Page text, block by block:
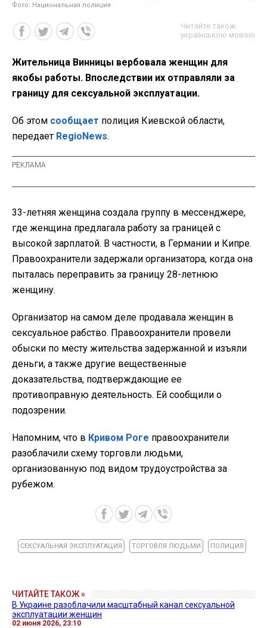
Фото: Национальная полиция
Читайте також
українською мовою
Жительница Винницы вербовала женщин для
якобы работы. Впоследствии их отправляли за
границу для сексуальной эксплуатации.
Об этом сообщает полиция Киевской области,
передает RegioNews.
33-летняя женщина создала группу в мессенджере,
где женщина предлагала работу за границей с
высокой зарплатой. В частности, в Германии и Кипре.
Правоохранители задержали организатора, когда она
пыталась переправить за границу 28-летнюю
женщину.
Организатор на самом деле продавала женщин в
сексуальное рабство. Правоохранители провели
обыски по месту жительства задержанной и изъяли
деньги, а также другие вещественные
доказательства, подтверждающие ее
противоправную деятельность. Ей сообщили о
подозрении.
Напомним, что в Кривом Роге правоохранители
разоблачили схему торговли людьми,
организованную под видом трудоустройства за
рубежом.
СЕКСУАЛЬНАЯ ЭКСПЛУАТАЦИЯ ТОРГОВЛЯ ЛЮДЬМИ ПОЛИЦИЯ
ЧИТАЙТЕ ТАКОЖ »
В Украине разоблачили масштабный канал сексуальной
эксплуатации женщин
02 июня 2026, 23:10